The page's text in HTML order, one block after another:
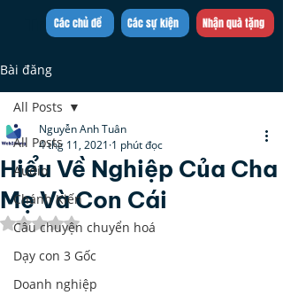
Trần Việt Quân
Các sự kiện
Các chủ đề Nhận quà tặng
Bài đăng
All Posts
Audio
Chánh Kiến
Câu chuyện chuyển hoá
Dạy con 3 Gốc
Doanh nghiệp
All Posts
Hiểu Về Nghiệp Của Cha
Mẹ Và Con Cái
Nguyễn Anh Tuân
4 thg 11, 2021 1 phút đọc
Đã xếp hạng NaN/5 sao.